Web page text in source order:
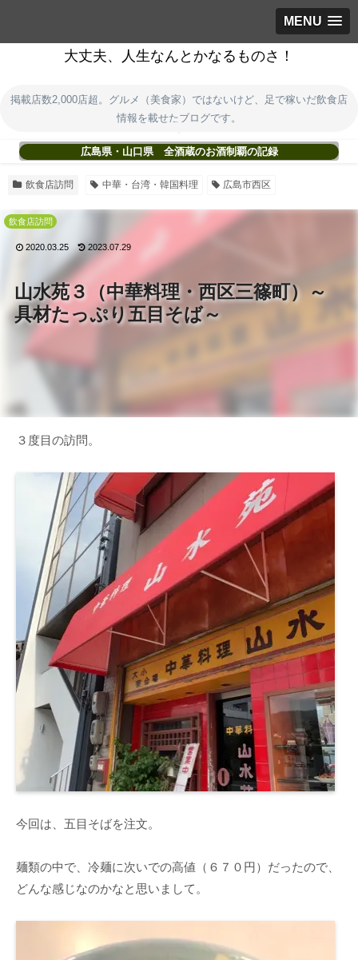
MENU
大丈夫、人生なんとかなるものさ！
掲載店数2,000店超。グルメ（美食家）ではないけど、足で稼いだ飲食店
情報を載せたブログです。
広島県・山口県 全酒蔵のお酒制覇の記録
飲食店訪問 中華・台湾・韓国料理 広島市西区
山水苑３（中華料理・西区三篠町）～
具材たっぷり五目そば～
飲食店訪問
2020.03.25 2023.07.29
３度目の訪問。
今回は、五目そばを注文。
麺類の中で、冷麺に次いでの高値（６７０円）だったので、
どんな感じなのかなと思いまして。